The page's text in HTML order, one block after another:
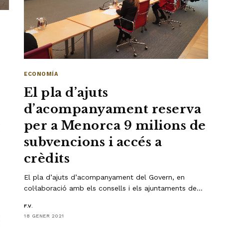
ECONOMÍA
El pla d’ajuts
d’acompanyament reserva
per a Menorca 9 milions de
subvencions i accés a
crèdits
El pla d’ajuts d’acompanyament del Govern, en
col·laboració amb els consells i els ajuntaments de…
F.V.
18 GENER 2021